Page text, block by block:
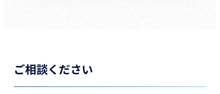
ご相談ください